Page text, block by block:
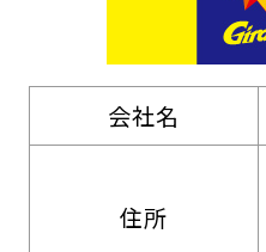
会社名
住所